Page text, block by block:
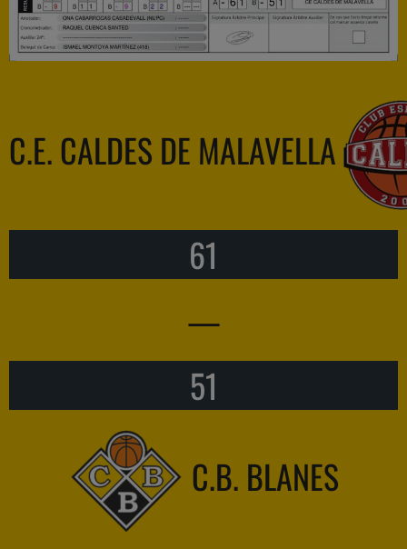
C.E. CALDES DE MALAVELLA
61
—
51
C.B. BLANES